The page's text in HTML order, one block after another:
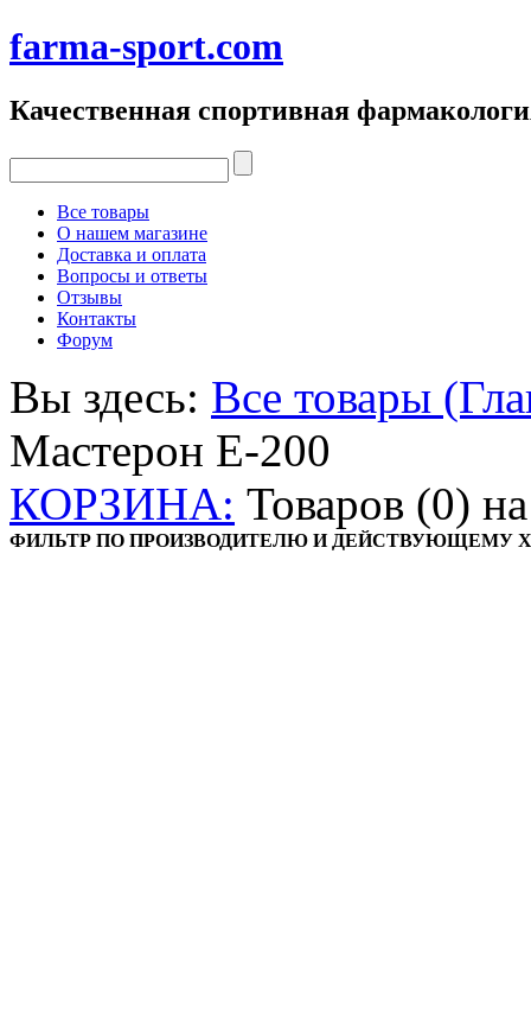
farma-sport.com
Качественная спортивная
Все товары
О нашем магазине
Доставка и оплата
Вопросы и ответы
Отзывы
Контакты
Форум
Вы здесь: Все товары
Мастерон Е-200
КОРЗИНА: Товаров (0)
ФИЛЬТР ПО ПРОИЗВОДИТЕЛЮ И ДЕЙСТВУЮЩЕМУ